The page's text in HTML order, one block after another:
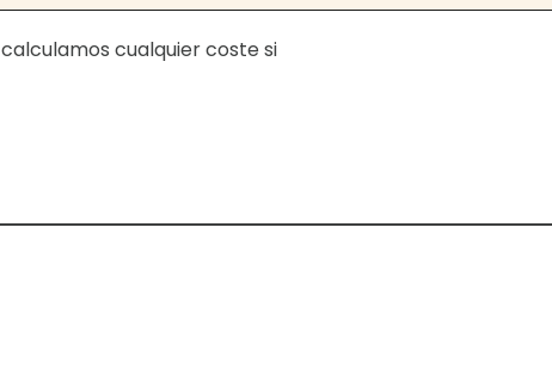
cualquier coste si